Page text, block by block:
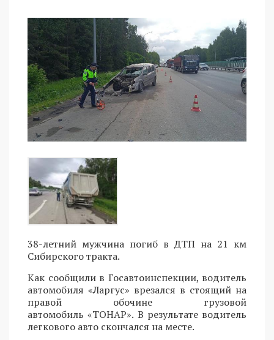
38-летний мужчина погиб в ДТП на 21 км
Сибирского тракта.
Как сообщили в Госавтоинспекции, водитель
автомобиля «Ларгус» врезался в стоящий на
правой обочине грузовой
автомобиль «ТОНАР». В результате водитель
легкового авто скончался на месте.